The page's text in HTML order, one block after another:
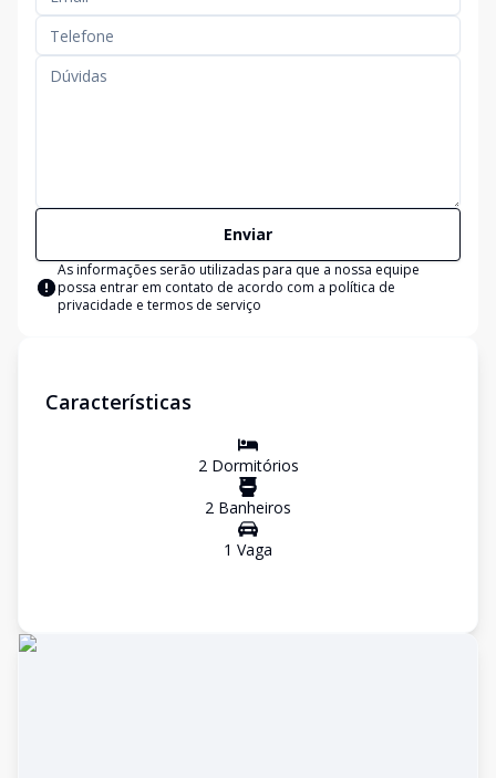
Enviar
As informações serão utilizadas para que a nossa equipe
possa entrar em contato de acordo com a política de
privacidade e termos de serviço
Características
2Dormitórios
2 Banheiros
1 Vaga